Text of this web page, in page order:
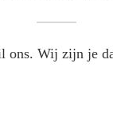
ons. Wij zijn je